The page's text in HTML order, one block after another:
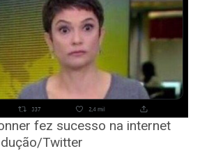
fez sucesso na internet
Twitter